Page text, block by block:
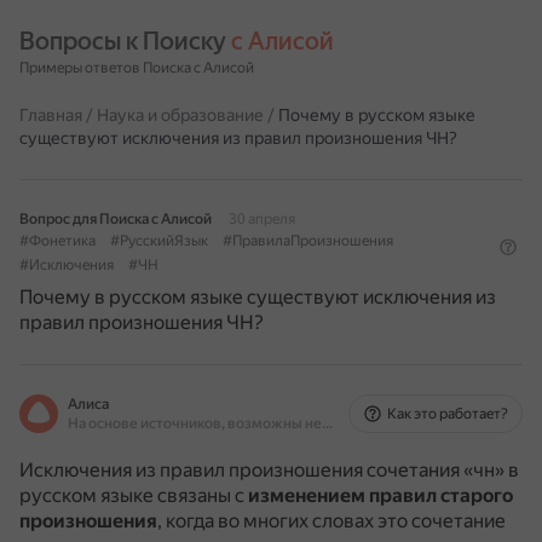
Вопросы к Поиску с Алисой
Примеры ответов Поиска с Алисой
Главная / Наука и образование / Почему в русском языке
существуют исключения из правил произношения ЧН?
Вопрос для Поиска с Алисой
30 апреля
#Фонетика
#РусскийЯзык
#ПравилаПроизношения
#Исключения
#ЧН
Почему в русском языке существуют исключения из
правил произношения ЧН?
Алиса
На основе источников, возможны неточности
Как это работает?
Исключения из правил произношения сочетания «чн» в
русском языке связаны с изменением правил старого
произношения, когда во многих словах это сочетание